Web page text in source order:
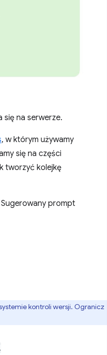
na serwerze.
, w którym używamy
się na części
tworzyć kolejkę
prompt
kontroli wersji. Ogranicz